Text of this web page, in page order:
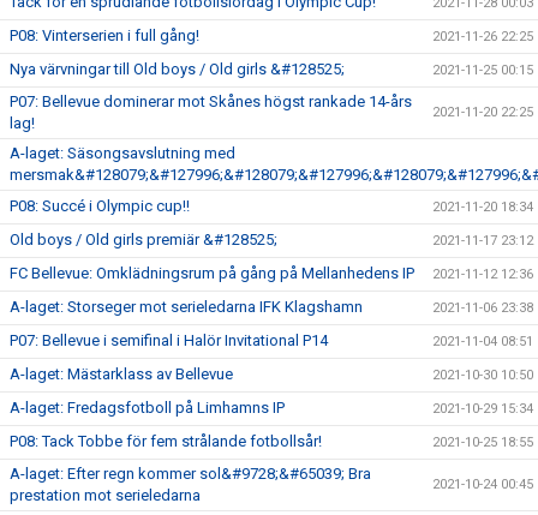
P08: Vinterserien i full gång! 2021-11-26 22:25
Nya värvningar till Old boys / Old girls &#128525; 2021-11-25 00:15
P07: Bellevue dominerar mot Skånes högst rankade 14-års
lag!
2021-11-20 22:25
A-laget: Säsongsavslutning med
P08: Succé i Olympic cup!!
2021-11-20 18:34
Old boys / Old girls premiär &#128525; 2021-11-17 23:12
FC Bellevue: Omklädningsrum på gång på Mellanhedens IP 2021-11-12 12:36
A-laget: Storseger mot serieledarna IFK Klagshamn 2021-11-06 23:38
P07: Bellevue i semifinal i Halör Invitational P14 2021-11-04 08:51
A-laget: Mästarklass av Bellevue 2021-10-30 10:50
A-laget: Fredagsfotboll på Limhamns IP 2021-10-29 15:34
P08: Tack Tobbe för fem strålande fotbollsår! 2021-10-25 18:55
A-laget: Efter regn kommer sol&#9728;&#65039; Bra
prestation mot serieledarna
2021-10-24 00:45